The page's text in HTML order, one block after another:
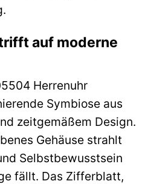
auf moderne
Herrenuhr
Symbiose aus
zeitgemäßem Design.
Gehäuse strahlt
Selbstbewusstsein
fällt. Das Zifferblatt,